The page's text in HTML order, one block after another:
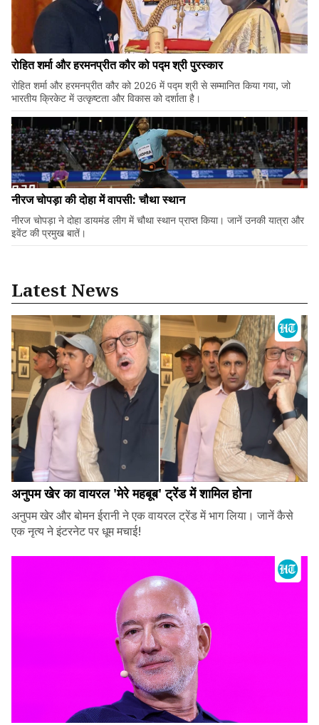
रोहित शर्मा और हरमनप्रीत कौर को पद्म श्री पुरस्कार
रोहित शर्मा और हरमनप्रीत कौर को 2026 में पद्म श्री से सम्मानित किया गया, जो
भारतीय क्रिकेट में उत्कृष्टता और विकास को दर्शाता है।
नीरज चोपड़ा की दोहा में वापसी: चौथा स्थान
नीरज चोपड़ा ने दोहा डायमंड लीग में चौथा स्थान प्राप्त किया। जानें उनकी यात्रा और
इवेंट की प्रमुख बातें।
Latest News
अनुपम खेर का वायरल 'मेरे महबूब' ट्रेंड में शामिल होना
अनुपम खेर और बोमन ईरानी ने एक वायरल ट्रेंड में भाग लिया। जानें कैसे
एक नृत्य ने इंटरनेट पर धूम मचाई!